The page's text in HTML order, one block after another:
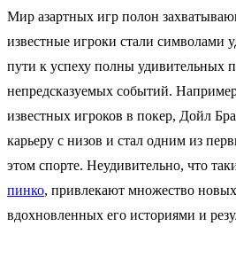
Мир азартных игр полон
известные игроки стали символами
пути к успеху полны удивительных
непредсказуемых событий.
известных игроков в покер, Дойл
карьеру с низов и стал одним из
этом спорте. Неудивительно, что
пинко, привлекают множество
вдохновленных его историями и